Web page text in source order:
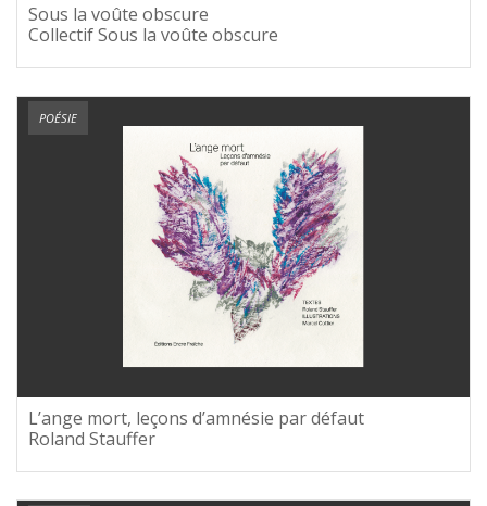
Sous la voûte obscure
Collectif Sous la voûte obscure
POÉSIE
L’ange mort, leçons d’amnésie par défaut
Roland Stauffer